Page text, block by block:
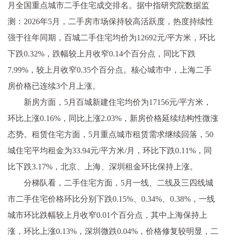
月全国重点城市二手住宅成交排名。据中指研究院数据监
测：2026年5月，二手房市场保持较高活跃度，热度持续性
强于往年同期，百城二手住宅均价为12692元/平方米，环比
下跌0.32%，跌幅较上月收窄0.14个百分点，同比下跌
7.99%，较上月收窄0.35个百分点。核心城市中，上海二手
房价格已连续3个月上涨。
新房方面，5月百城新建住宅均价为17156元/平方米，
环比上涨0.16%，同比上涨2.03%，新房价格延续结构性微涨
态势。租赁住宅方面，5月重点城市租赁需求继续回落，50
城住宅平均租金为33.94元/平方米/月，环比下跌0.11%，同
比下跌3.17%，北京、上海、深圳租金环比保持上涨。
分梯队看，二手住宅方面，5月一线、二线及三四线城
市二手住宅价格环比分别下跌0.15%、0.34%、0.38%，一线
城市环比跌幅较上月收窄0.01个百分点，其中上海保持上
涨，环比上涨0.13%，深圳微跌0.04%，价格修复较明显，二